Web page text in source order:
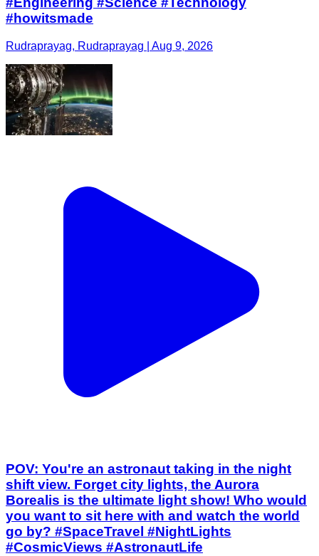
#howitsmade
Rudraprayag, Rudraprayag | Aug 9, 2026
POV: You're an astronaut taking in the night
shift view. Forget city lights, the Aurora
Borealis is the ultimate light show! Who would
you want to sit here with and watch the world
go by? #SpaceTravel #NightLights
#CosmicViews #AstronautLife